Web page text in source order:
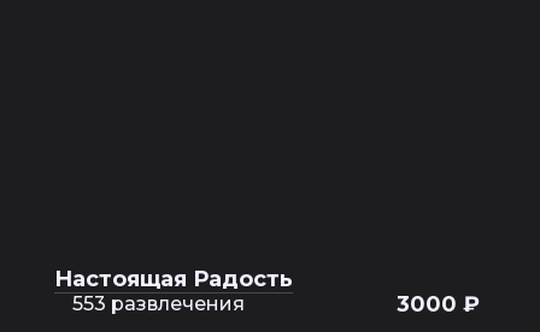
Настоящая Радость
553 развлечения 3000 ₽